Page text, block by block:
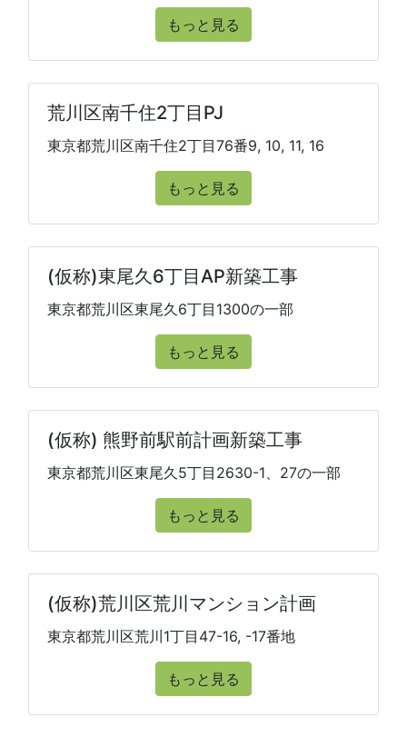
もっと見る
荒川区南千住2丁目PJ
東京都荒川区南千住2丁目76番9, 10, 11, 16
もっと見る
(仮称)東尾久6丁目AP新築工事
東京都荒川区東尾久6丁目1300の一部
もっと見る
(仮称) 熊野前駅前計画新築工事
東京都荒川区東尾久5丁目2630-1、27の一部
もっと見る
(仮称)荒川区荒川マンション計画
東京都荒川区荒川1丁目47-16, -17番地
もっと見る